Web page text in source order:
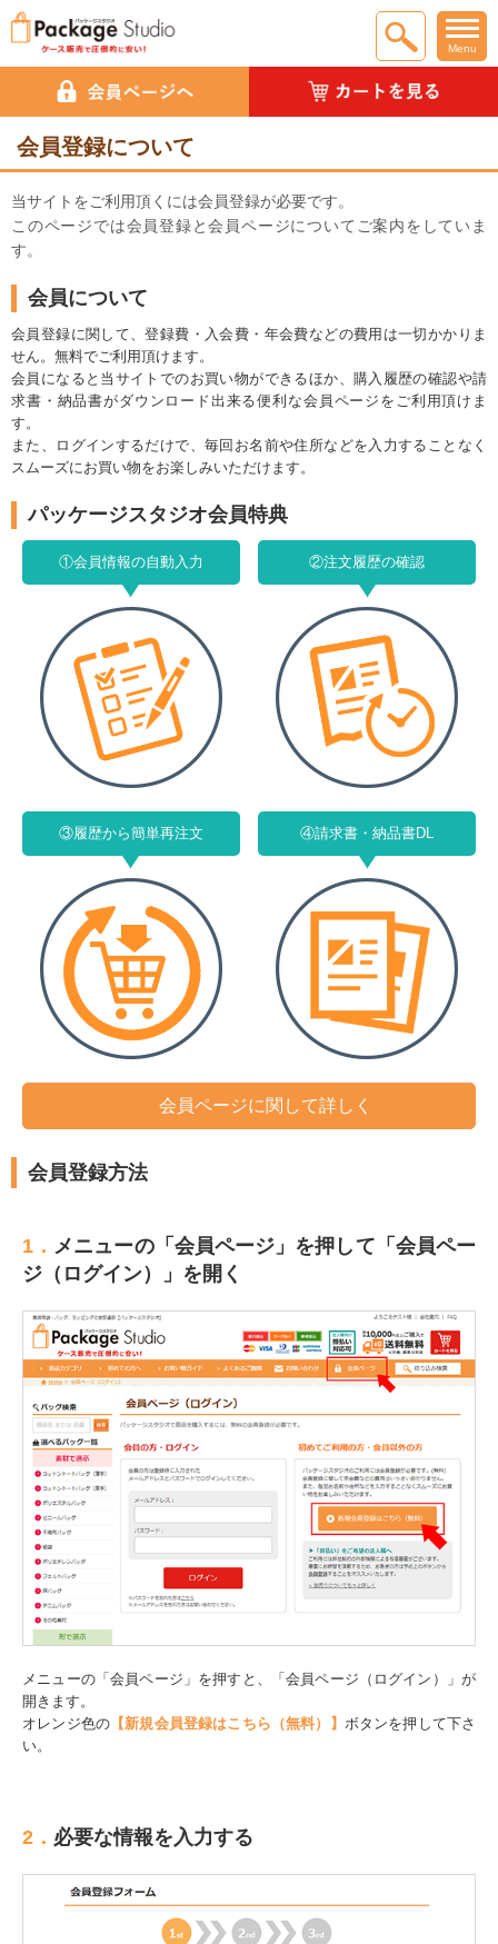
Menu
会員登録について
当サイトをご利用頂くには会員登録が必要です。
このページでは会員登録と会員ページについてご案内をしていま
す。
会員について
会員登録に関して、登録費・入会費・年会費などの費用は一切かかりま
せん。無料でご利用頂けます。
会員になると当サイトでのお買い物ができるほか、 購入履歴の確認や請
求書・納品書がダウンロード出来る便利な会員ページをご利用頂けま
す。
また、ログインするだけで、毎回お名前や住所などを入力することなく
スムーズにお買い物をお楽しみいただけます。
パッケージスタジオ会員特典
①会員情報の自動入力 ②注文履歴の確認
③履歴から簡単再注文 ④請求書・納品書DL
会員ページに関して詳しく
会員登録方法
1． メニューの「会員ページ」を押して「会員ペー
ジ（ログイン）」を開く
メニューの「会員ページ」を押すと、「会員ページ（ログイン）」が
開きます。
オレンジ色の 【新規会員登録はこちら（無料）】 ボタンを押して下さ
い。
2． 必要な情報を入力する